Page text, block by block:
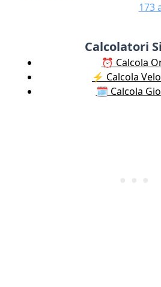
173
Calcolatori
⏰ Calcola
⚡️ Calcola
🗓️ Calcola